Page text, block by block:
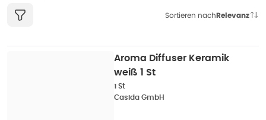
Sortieren nachRelevanz
Aroma Diffuser Keramik
weiß 1 St
1 St
Casida GmbH